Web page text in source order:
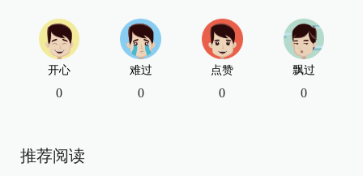
开心
0
难过
0
点赞
0
飘过
0
推荐阅读